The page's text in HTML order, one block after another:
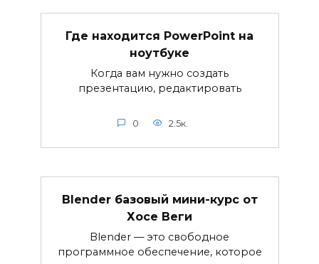
Где находится PowerPoint на
ноутбуке
Когда вам нужно создать
презентацию, редактировать
0 2.5к.
Blender базовый мини-курс от
Хосе Веги
Blender — это свободное
программное обеспечение, которое